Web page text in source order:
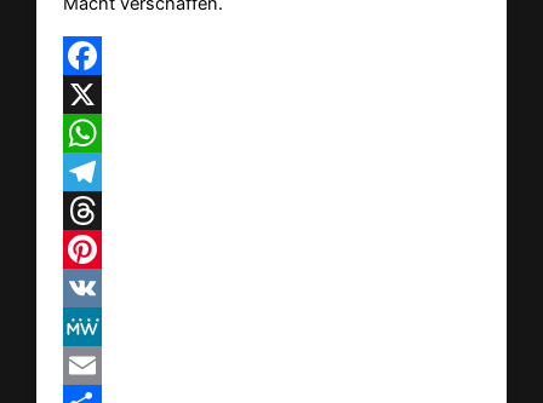
Facebook
X
WhatsApp
Telegram
Threads
Pinterest
VK
MeWe